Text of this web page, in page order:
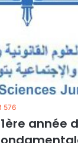
576
année